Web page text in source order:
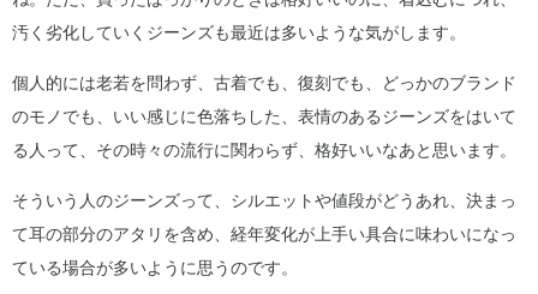
汚く劣化していくジーンズも最近は多いような気がします。
個人的には老若を問わず、古着でも、復刻でも、どっかのブランド
のモノでも、いい感じに色落ちした、表情のあるジーンズをはいて
る人って、その時々の流行に関わらず、格好いいなあと思います。
そういう人のジーンズって、シルエットや値段がどうあれ、決まっ
て耳の部分のアタリを含め、経年変化が上手い具合に味わいになっ
ている場合が多いように思うのです。